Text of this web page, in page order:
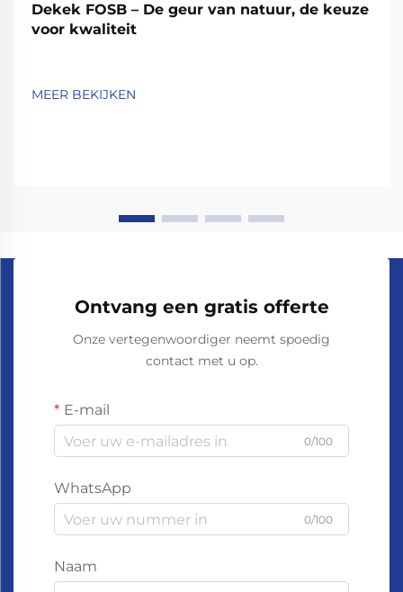
Dekek FOSB – De geur van natuur, de keuze
voor kwaliteit
MEER BEKIJKEN
Ontvang een gratis offerte
Onze vertegenwoordiger neemt spoedig
contact met u op.
E-mail
0/100
WhatsApp
0/100
Naam